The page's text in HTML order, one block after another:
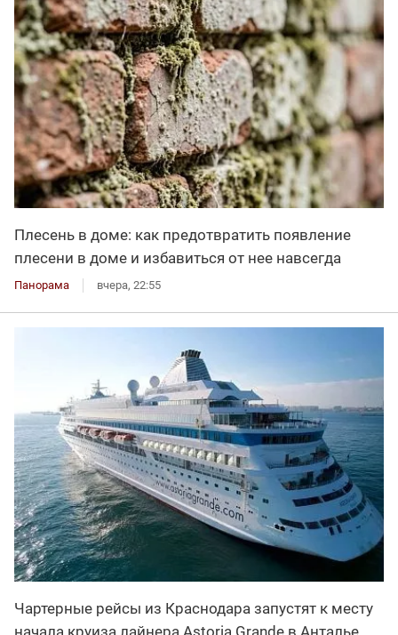
Плесень в доме: как предотвратить появление
плесени в доме и избавиться от нее навсегда
Панорама вчера, 22:55
Чартерные рейсы из Краснодара запустят к месту
начала круиза лайнера Astoria Grande в Анталье